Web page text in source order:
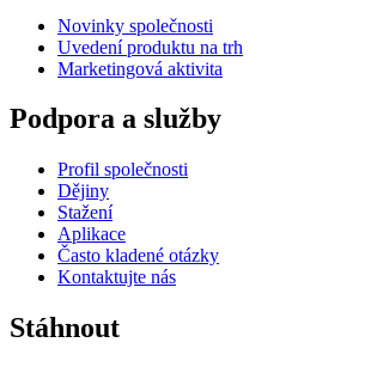
Novinky společnosti
Uvedení produktu na trh
Marketingová aktivita
Podpora a služby
Profil společnosti
Dějiny
Stažení
Aplikace
Často kladené otázky
Kontaktujte nás
Stáhnout